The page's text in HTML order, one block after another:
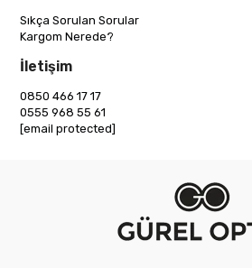
Sıkça Sorulan Sorular
Kargom Nerede?
İletişim
0850 466 17 17
0555 968 55 61
[email protected]